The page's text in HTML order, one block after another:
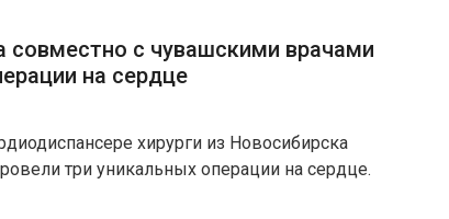
совместно с чувашскими врачами
на сердце
хирурги из Новосибирска
три уникальных операции на сердце.